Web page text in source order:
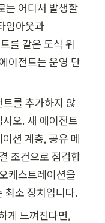
는 어디서 발생할
임아웃과
를 같은 도식 위
이전트는 운영 단
를 추가하지 않
오. 새 에이전트
션 계층, 공유 메
조건으로 점검합
케스트레이션을
최소 장치입니다.
게 느껴진다면,